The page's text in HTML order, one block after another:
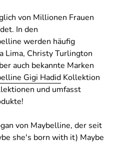
von Millionen Frauen
In den
werden häufig
Lima, Christy Turlington
auch bekannte Marken
Gigi Hadid Kollektion
und umfasst
von Maybelline, der seit
she's born with it) Maybe